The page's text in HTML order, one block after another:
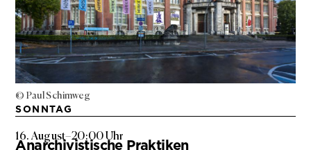
© Paul Schimweg
SONNTAG
16. August–20:00 Uhr
Anarchivistische Praktiken